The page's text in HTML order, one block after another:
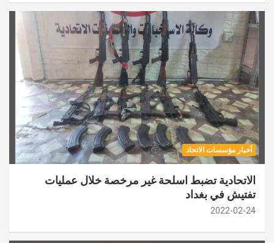
أخبار مؤسسات الاتحاد
الاتحادية تضبط اسلحة غير مرخصة خلال عمليات
تفتيش في بغداد
2022-02-24